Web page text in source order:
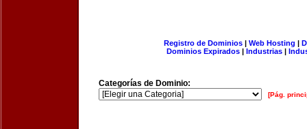
Registro de Dominios| Web Hosting |
Dominios Expirados | Industrias |
Categorías de Dominio:
[Pág.